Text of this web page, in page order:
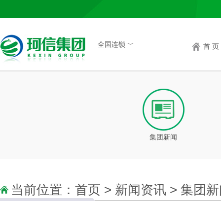
全国连锁 ﹀ 首 页
集团新闻
当前位置： 首页 > 新闻资讯 > 集团